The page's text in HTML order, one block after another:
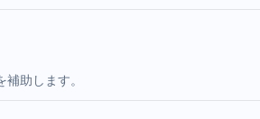
助します。